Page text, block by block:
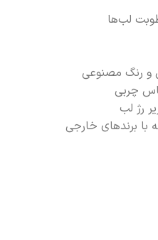
لب‌ها
و رنگ مصنوعی
چربی
رژ لب
با برندهای خارجی